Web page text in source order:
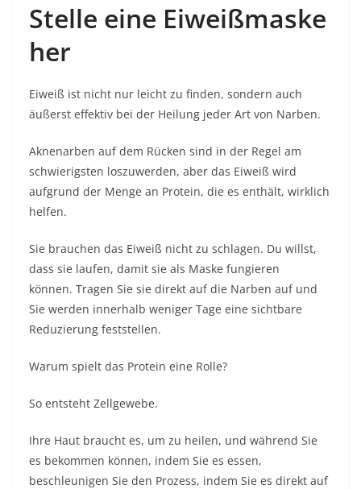
Stelle eine Eiweißmaske
her
Eiweiß ist nicht nur leicht zu finden, sondern auch
äußerst effektiv bei der Heilung jeder Art von Narben.
Aknenarben auf dem Rücken sind in der Regel am
schwierigsten loszuwerden, aber das Eiweiß wird
aufgrund der Menge an Protein, die es enthält, wirklich
helfen.
Sie brauchen das Eiweiß nicht zu schlagen. Du willst,
dass sie laufen, damit sie als Maske fungieren
können. Tragen Sie sie direkt auf die Narben auf und
Sie werden innerhalb weniger Tage eine sichtbare
Reduzierung feststellen.
Warum spielt das Protein eine Rolle?
So entsteht Zellgewebe.
Ihre Haut braucht es, um zu heilen, und während Sie
es bekommen können, indem Sie es essen,
beschleunigen Sie den Prozess, indem Sie es direkt auf